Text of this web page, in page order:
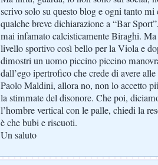
scrivo solo su questo blog e ogni tanto
qualche breve dichiarazione a “Bar
mai infamato calcisticamente Biraghi.
livello sportivo così bello per la Viola e
dimostri un uomo piccino piccino
dall’ego ipertrofico che crede di avere
Paolo Maldini, allora no, non lo accetto
la stimmate del disonore. Che poi,
l’hombre vertical con le palle, chiedi la
è che bubi e riscuoti.
Un saluto